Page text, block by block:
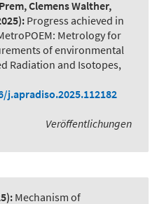
Clemens Walther,
Progress achieved in
Metrology for
of environmental
Radiation and Isotopes,
Veröffentlichungen
Mechanism of